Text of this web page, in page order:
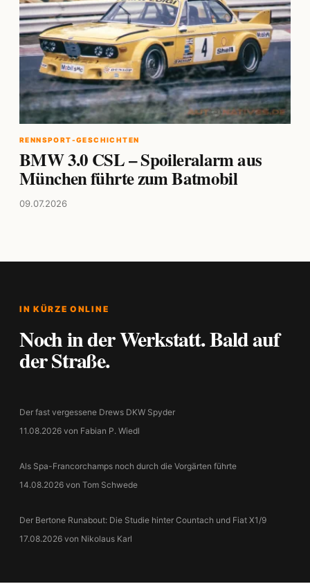
RENNSPORT-GESCHICHTEN
BMW 3.0 CSL – Spoileralarm aus
München führte zum Batmobil
09.07.2026
IN KÜRZE ONLINE
Noch in der Werkstatt. Bald auf
der Straße.
Der fast vergessene Drews DKW Spyder
11.08.2026 von Fabian P. Wiedl
Als Spa-Francorchamps noch durch die Vorgärten führte
14.08.2026 von Tom Schwede
Der Bertone Runabout: Die Studie hinter Countach und Fiat X1/9
17.08.2026 von Nikolaus Karl